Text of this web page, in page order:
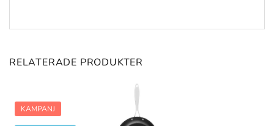
RELATERADE PRODUKTER
KAMPANJ